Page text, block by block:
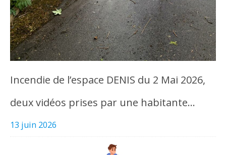
Incendie de l’espace DENIS du 2 Mai 2026,
deux vidéos prises par une habitante…
13 juin 2026